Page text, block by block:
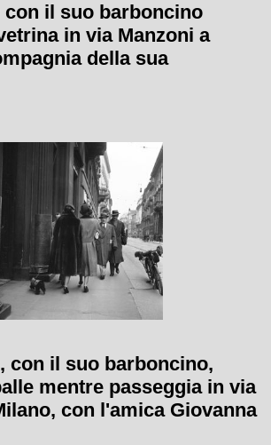
con il suo barboncino
in via Manzoni a
della sua
con il suo barboncino,
mentre passeggia in via
con l'amica Giovanna